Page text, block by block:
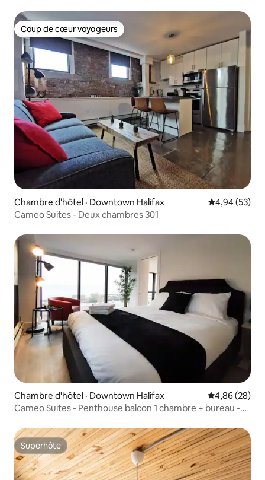
Coup de cœur voyageurs
Coup de cœur voyageurs
Chambre d'hôtel · Downtown Halifax Note
4,94 (53)
Cameo Suites - Deux chambres 301
Chambre d'hôtel · Downtown Halifax Note
4,86 (28)
Cameo Suites - Penthouse balcon 1 chambre + bureau -
Superhôte
Superhôte